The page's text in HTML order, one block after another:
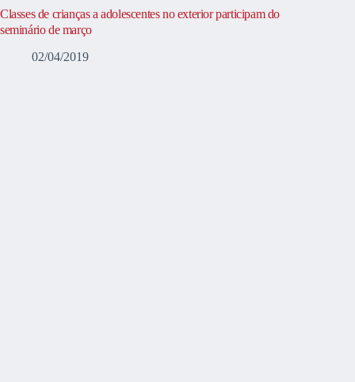
Classes de crianças a adolescentes no exterior participam do
seminário de março
02/04/2019